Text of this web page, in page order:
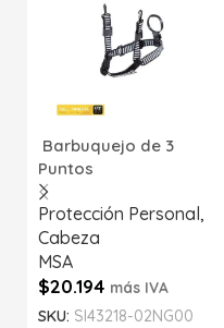
Barbuquejo de 3
Puntos
Protección Personal,
Cabeza
MSA
$20.194 más IVA
SKU: SI43218-02NG00